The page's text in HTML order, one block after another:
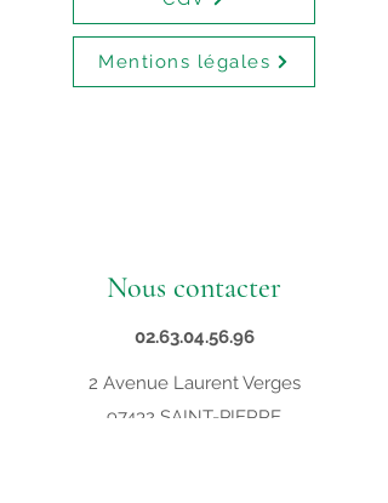
Mentions légales
Nous contacter
02.63.04.56.96
2 Avenue Laurent Verges
97432 SAINT-PIERRE